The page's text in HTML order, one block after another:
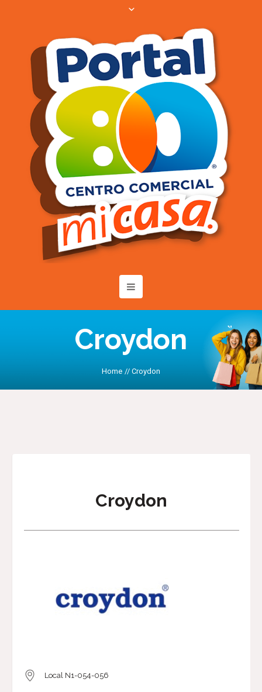
Croydon
Home // Croydon
Croydon
Local N1-054-056